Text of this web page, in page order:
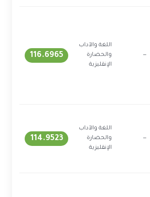
—
اللغة والآداب
والحضارة
الإنقليزية
116.6965
—
اللغة والآداب
والحضارة
الإنقليزية
114.9523